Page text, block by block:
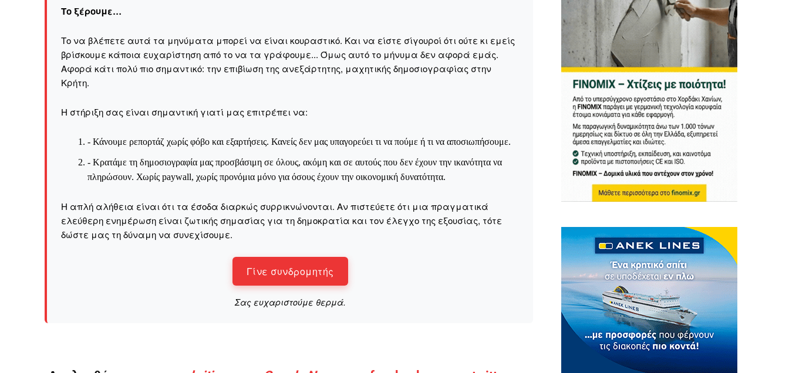
- Κρατάμε τη δημοσιογραφία μας προσβάσιμη σε όλους, ακόμη και σε αυτούς που δεν έχουν την
ικανότητα να πληρώσουν. Χωρίς paywall, χωρίς προνόμια μόνο για όσους έχουν την οικονομική δυνατότητα.
Η απλή αλήθεια είναι ότι τα έσοδα διαρκώς συρρικνώνονται. Αν πιστεύετε ότι μια πραγματικά ελεύθερη
ενημέρωση είναι ζωτικής σημασίας για τη δημοκρατία και τον έλεγχο της εξουσίας, τότε δώστε μας τη δύναμη
να συνεχίσουμε.
Το ξέρουμε…
Το να βλέπετε αυτά τα μηνύματα μπορεί να είναι κουραστικό. Και να είστε σίγουροί ότι ούτε κι εμείς
βρίσκουμε κάποια ευχαρίστηση από το να τα γράφουμε... Όμως αυτό το μήνυμα δεν αφορά εμάς.
Αφορά κάτι πολύ πιο σημαντικό: την επιβίωση της ανεξάρτητης, μαχητικής δημοσιογραφίας στην
Kρήτη.
Η στήριξη σας είναι σημαντική γιατί μας επιτρέπει να:
- Κάνουμε ρεπορτάζ χωρίς φόβο και εξαρτήσεις. Κανείς δεν μας υπαγορεύει τι να πούμε ή τι να αποσιωπήσουμε.
- Κρατάμε τη δημοσιογραφία μας προσβάσιμη σε όλους, ακόμη και σε αυτούς που δεν έχουν την ικανότητα να
πληρώσουν. Χωρίς paywall, χωρίς προνόμια μόνο για όσους έχουν την οικονομική δυνατότητα.
Η απλή αλήθεια είναι ότι τα έσοδα διαρκώς συρρικνώνονται. Αν πιστεύετε ότι μια πραγματικά
ελεύθερη ενημέρωση είναι ζωτικής σημασίας για τη δημοκρατία και τον έλεγχο της εξουσίας, τότε
δώστε μας τη δύναμη να συνεχίσουμε.
Γίνε συνδρομητής
Σας ευχαριστούμε θερμά.